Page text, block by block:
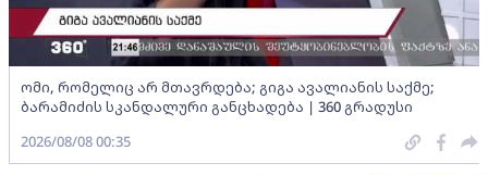
ომი, რომელიც არ მთავრდება; გიგა ავალიანის საქმე;
ბარამიძის სკანდალური განცხადება | 360 გრადუსი
2026/08/08 00:35